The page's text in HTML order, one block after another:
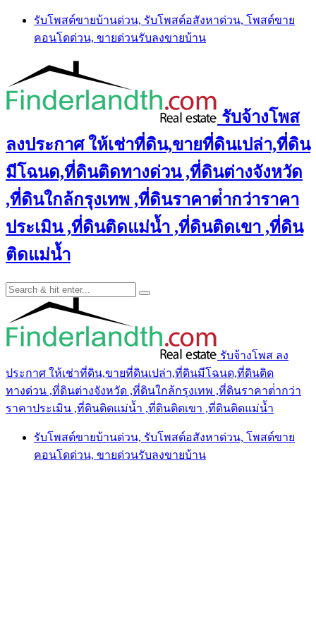
Skip
content
รับโพสต์ขายบ้านด่วน, รับโพสต์อสังหาด่วน, โพสต์ขาย
คอนโดด่วน, ขายด่วนรับลงขายบ้าน
รับจ้างโพส
ลงประกาศ ให้เช่าที่ดิน,ขายที่ดินเปล่า,ที่ดิน
มีโฉนด,ที่ดินติดทางด่วน ,ที่ดินต่างจังหวัด
,ที่ดินใกล้กรุงเทพ ,ที่ดินราคาต่ํากว่าราคา
ประเมิน ,ที่ดินติดแม่น้ำ ,ที่ดินติดเขา ,ที่ดิน
ติดแม่น้ำ
รับจ้างโพส ลง
ประกาศ ให้เช่าที่ดิน,ขายที่ดินเปล่า,ที่ดินมีโฉนด,ที่ดินติด
ทางด่วน ,ที่ดินต่างจังหวัด ,ที่ดินใกล้กรุงเทพ ,ที่ดินราคาต่ํากว่า
ราคาประเมิน ,ที่ดินติดแม่น้ำ ,ที่ดินติดเขา ,ที่ดินติดแม่น้ำ
รับโพสต์ขายบ้านด่วน, รับโพสต์อสังหาด่วน, โพสต์ขาย
คอนโดด่วน, ขายด่วนรับลงขายบ้าน